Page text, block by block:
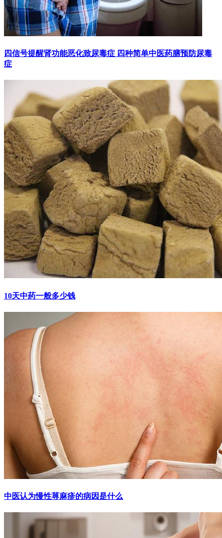
四信号提醒肾功能恶化致尿毒症 四种简单中医药膳预防尿毒
症
10天中药一般多少钱
中医认为慢性荨麻疹的病因是什么